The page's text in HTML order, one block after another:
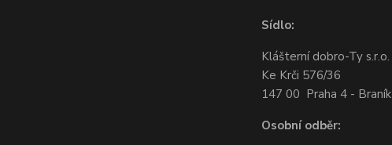
Sídlo:
Klášterní dobro-Ty s.r.o.
Ke Krči 576/36
147 00 Praha 4 - Braník
Osobní odběr: